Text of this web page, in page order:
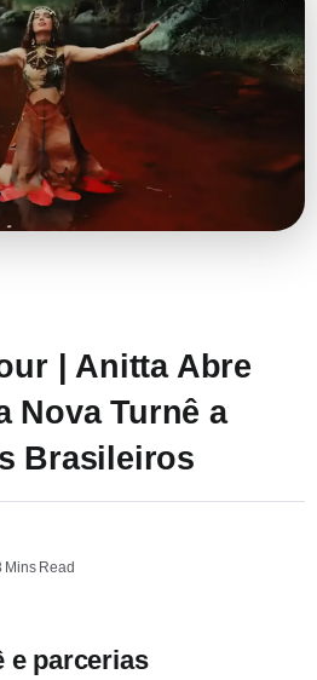
| Anitta Abre
Nova Turnê a
Brasileiros
Mins Read
e parcerias